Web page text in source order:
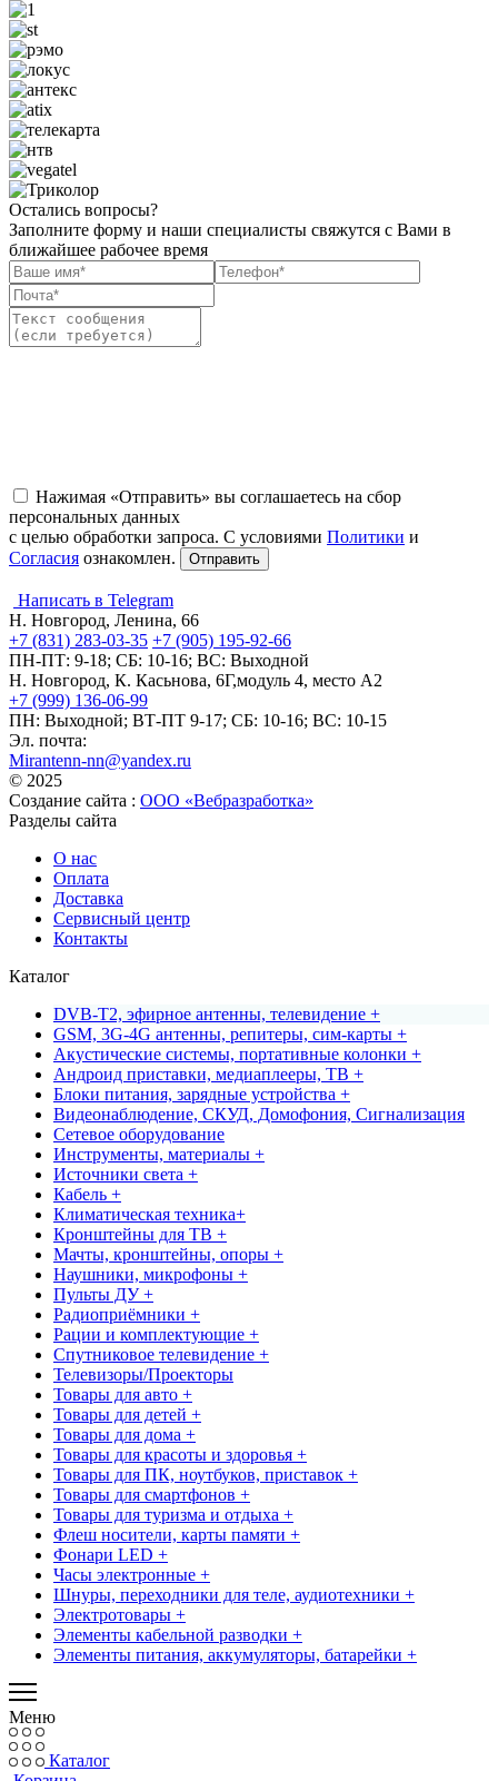
Остались вопросы?
Заполните форму и наши специалисты свяжутся с Вами в
ближайшее рабочее время
Нажимая «Отправить» вы соглашаетесь на сбор
персональных данных
с целью обработки запроса. С условиями Политики и
Согласия ознакомлен.
Написать в Telegram
Н. Новгород, Ленина, 66
+7 (831) 283-03-35 +7 (905) 195-92-66
ПН-ПТ: 9-18; СБ: 10-16; ВС: Выходной
Н. Новгород, К. Касьнова, 6Г,модуль 4, место А2
+7 (999) 136-06-99
ПН: Выходной; ВТ-ПТ 9-17; СБ: 10-16; ВС: 10-15
Эл. почта:
Mirantenn-nn@yandex.ru
© 2025
Создание сайта : ООО «Вебразработка»
Разделы сайта
О нас
Оплата
Доставка
Сервисный центр
Контакты
Каталог
DVB-T2, эфирное антенны, телевидение +
GSM, 3G-4G антенны, репитеры, сим-карты +
Акустические системы, портативные колонки +
Андроид приставки, медиаплееры, ТВ +
Блоки питания, зарядные устройства +
Видеонаблюдение, СКУД, Домофония, Сигнализация
Сетевое оборудование
Инструменты, материалы +
Источники света +
Кабель +
Климатическая техника+
Кронштейны для ТВ +
Мачты, кронштейны, опоры +
Наушники, микрофоны +
Пульты ДУ +
Радиоприёмники +
Рации и комплектующие +
Спутниковое телевидение +
Телевизоры/Проекторы
Товары для авто +
Товары для детей +
Товары для дома +
Товары для красоты и здоровья +
Товары для ПК, ноутбуков, приставок +
Товары для смартфонов +
Товары для туризма и отдыха +
Флеш носители, карты памяти +
Фонари LED +
Часы электронные +
Шнуры, переходники для теле, аудиотехники +
Электротовары +
Элементы кабельной разводки +
Элементы питания, аккумуляторы, батарейки +
Меню
Каталог